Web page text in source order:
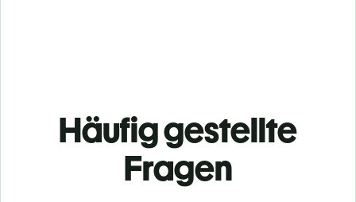
Häufig gestellte
Fragen